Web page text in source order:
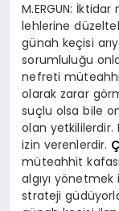
M.ERGUN:
lehlerine
günah keçisi
sorumluluğu
nefreti
olarak zarar
suçlu olsa bile
olan yetkililerdir.
izin verenlerdir.
müteahhit
algıyı
strateji